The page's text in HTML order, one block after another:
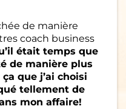
de manière
coach business
était temps que
de manière plus
que j’ai choisi
tellement de
mon affaire!